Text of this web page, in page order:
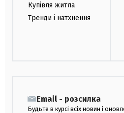
Купівля житла
Тренди і натхнення
Email - розсилка
Будьте в курсі всіх новин і